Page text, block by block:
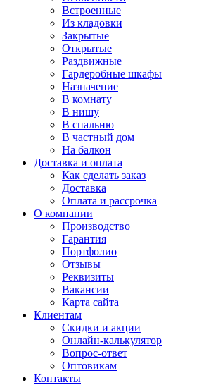
Встроенные
Из кладовки
Закрытые
Открытые
Раздвижные
Гардеробные шкафы
Назначение
В комнату
В нишу
В спальню
В частный дом
На балкон
Доставка и оплата
Как сделать заказ
Доставка
Оплата и рассрочка
О компании
Производство
Гарантия
Портфолио
Отзывы
Реквизиты
Вакансии
Карта сайта
Клиентам
Скидки и акции
Онлайн-калькулятор
Вопрос-ответ
Оптовикам
Контакты